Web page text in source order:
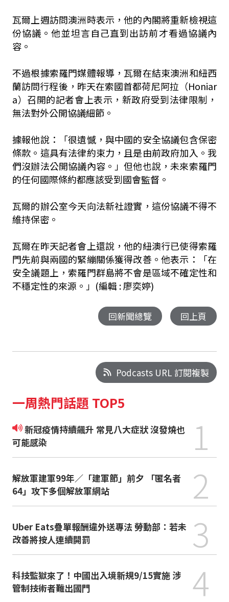
瓦爾上週訪問澳洲時表示，他的內閣將重新檢視這
份協議。他並坦言自己直到出訪前才看過協議內
容。
不過根據索羅門媒體報導，瓦爾在結束澳洲和紐西
蘭訪問行程後，昨天在索國首都荷尼阿拉（Honiar
a）召開的記者會上表示，新政府受到法律限制，
無法對外公開協議細節。
據報他說：「很遺憾，與中國的安全協議包含保密
條款。這具有法律約束力，且是由前政府加入。我
們沒辦法公開協議內容。」但他也說，未來索羅門
的任何國際條約都應該受到國會監督。
瓦爾的辦公室今天向法新社證實，這份協議不得不
維持保密。
瓦爾在昨天記者會上還說，他的紐澳行已使得索羅
門先前與兩國的緊繃關係獲得改善。他表示：「在
安全議題上，索羅門群島將不會是區域不確定性和
不穩定性的來源。」 (編輯 : 廖奕婷)
回新聞總覽 回上頁
Podcasts URL 訂閱複製
一周熱門話題 TOP5
新冠疫情持續飆升 常見八大症狀 沒發燒也
可能感染
1
解放軍建軍99年／「建軍節」前夕 「匿名者
64」攻下多個解放軍網站
2
Uber Eats疊單報酬違外送專法 勞動部：若未
改善將按人連續開罰
3
科技監獄來了！中國出入境新規9/15實施 涉
管制技術者難出國門
4